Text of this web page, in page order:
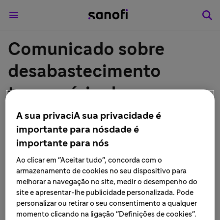
Comunicado sobre
desabastecimento
temporário de
Beyfortus®
(nirsevimabe) 100 mg
LEIA MAIS • São Paulo, 3 de julho de 2025
São Paulo, 3 de julho de 2025
— A Sanofi informa que
notificou a ANVISA sobre o desabastecimento
A sua privaciA sua privacidade é
importante para nósdade é
importante para nós
Ao clicar em "Aceitar tudo", concorda com o
armazenamento de cookies no seu dispositivo para
melhorar a navegação no site, medir o desempenho do
site e apresentar-lhe publicidade personalizada. Pode
personalizar ou retirar o seu consentimento a qualquer
momento clicando na ligação "Definições de cookies".